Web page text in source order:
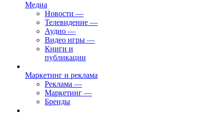
Медиа
Новости —
Телевидение —
Аудио —
Видео игры —
Книги и
публикации
Маркетинг и реклама
Реклама —
Маркетинг —
Бренды